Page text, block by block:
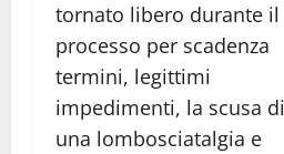
tornato libero durante il
processo per scadenza
termini, legittimi
impedimenti, la scusa di
una lombosciatalgia e